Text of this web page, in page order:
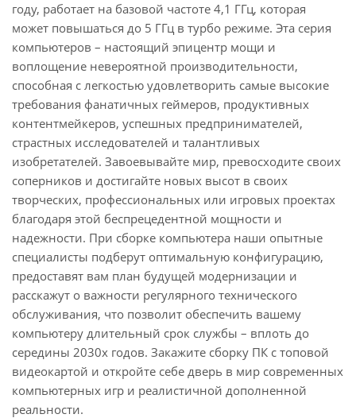
году, работает на базовой частоте 4,1 ГГц, которая
может повышаться до 5 ГГц в турбо режиме. Эта серия
компьютеров – настоящий эпицентр мощи и
воплощение невероятной производительности,
способная с легкостью удовлетворить самые высокие
требования фанатичных геймеров, продуктивных
контентмейкеров, успешных предпринимателей,
страстных исследователей и талантливых
изобретателей. Завоевывайте мир, превосходите своих
соперников и достигайте новых высот в своих
творческих, профессиональных или игровых проектах
благодаря этой беспрецедентной мощности и
надежности. При сборке компьютера наши опытные
специалисты подберут оптимальную конфигурацию,
предоставят вам план будущей модернизации и
расскажут о важности регулярного технического
обслуживания, что позволит обеспечить вашему
компьютеру длительный срок службы – вплоть до
середины 2030х годов. Закажите сборку ПК с топовой
видеокартой и откройте себе дверь в мир современных
компьютерных игр и реалистичной дополненной
реальности.